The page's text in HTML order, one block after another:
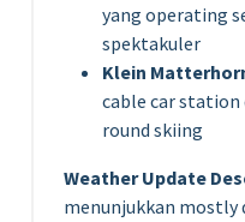
yang operating
spektakuler
Klein
cable car station
round skiing
Weather Update
menunjukkan mostly